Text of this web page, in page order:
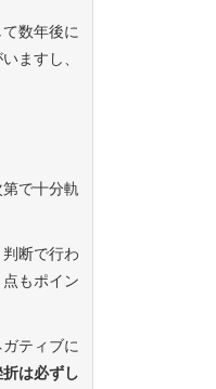
て数年後に
ますし、
で十分軌
判断で行わ
点もポイン
ティブに
は必ずし